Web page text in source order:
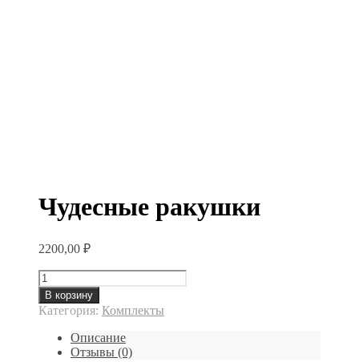
Чудесные ракушки
2200,00 ₽
Количество
товара
Чудесные
ракушки
В корзину
Категория: Комплекты
Описание
Отзывы (0)